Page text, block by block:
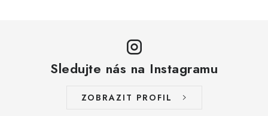
OŘECHY PRAŽENÉ, SOLENÉ A DOCHUCENÉ /
PISTÁCIE PRAŽENÉ SOLENÉ
Sledujte nás na Instagramu
ZOBRAZIT PROFIL